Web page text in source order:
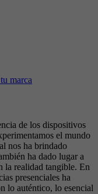
marca
de los dispositivos
el mundo
nos ha brindado
ha dado lugar a
la realidad tangible. En
presenciales ha
lo auténtico, lo esencial